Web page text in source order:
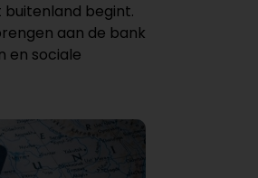
begint.
aan de bank
en sociale